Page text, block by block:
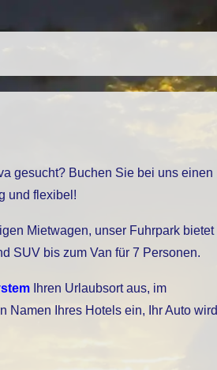
und flexibel!
SUV bis zum Van für 7 Personen.
Ihren Urlaubsort aus, im
Namen Ihres Hotels ein, Ihr Auto wird